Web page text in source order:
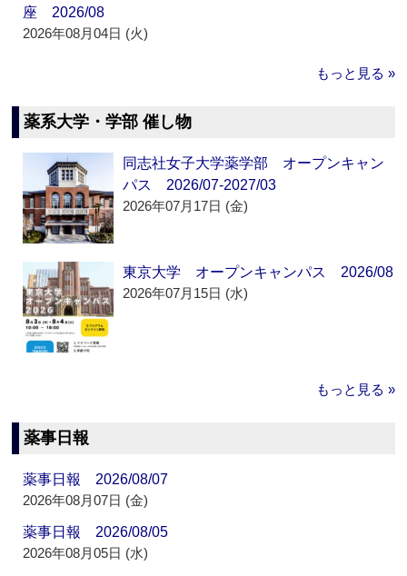
座 2026/08
2026年08月04日 (火)
もっと見る »
薬系大学・学部 催し物
同志社女子大学薬学部 オープンキャン
パス 2026/07-2027/03
2026年07月17日 (金)
東京大学 オープンキャンパス 2026/08
2026年07月15日 (水)
もっと見る »
薬事日報
薬事日報 2026/08/07
2026年08月07日 (金)
薬事日報 2026/08/05
2026年08月05日 (水)